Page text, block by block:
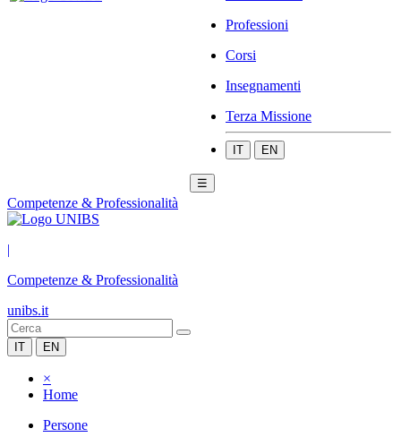
Professioni
Corsi
Insegnamenti
Terza Missione
IT EN
☰
Competenze & Professionalità
|
Competenze & Professionalità
unibs.it
IT EN
×
Home
Persone